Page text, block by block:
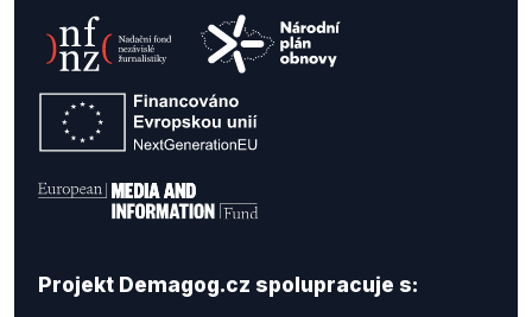
Projekt Demagog.cz spolupracuje s: